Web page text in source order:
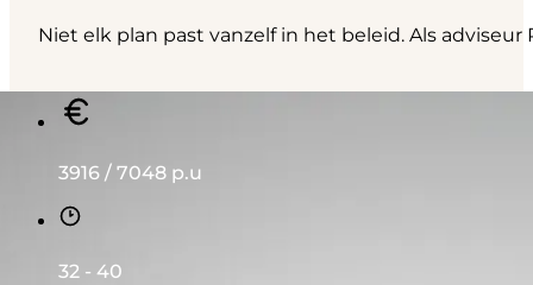
Niet elk plan past vanzelf in het beleid. Als
3916 / 7048 p.u
32 - 40